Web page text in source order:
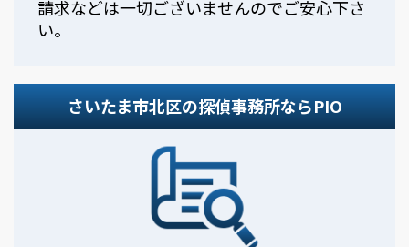
請求などは一切ございませんのでご安心下さ
い。
さいたま市北区の探偵事務所ならPIO